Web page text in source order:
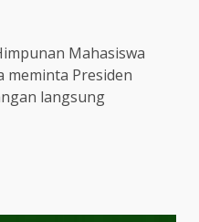
Mahasiswa
meminta Presiden
langsung